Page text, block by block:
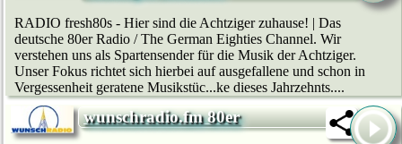
RADIO fresh80s - Hier sind die Achtziger zuhause! | Das
deutsche 80er Radio / The German Eighties Channel. Wir
verstehen uns als Spartensender für die Musik der Achtziger.
Unser Fokus richtet sich hierbei auf ausgefallene und schon in
Vergessenheit geratene Musikstüc...ke dieses Jahrzehnts....
wunschradio.fm 80er